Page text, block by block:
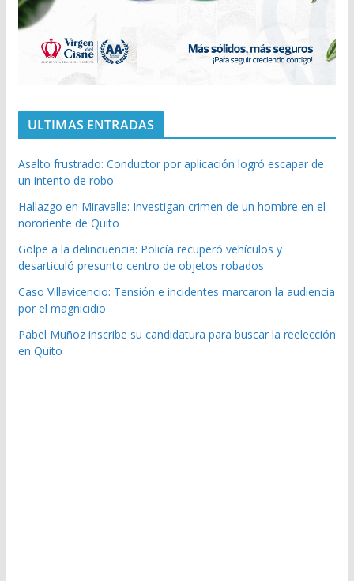
ULTIMAS ENTRADAS
Asalto frustrado: Conductor por aplicación logró escapar de
un intento de robo
Hallazgo en Miravalle: Investigan crimen de un hombre en el
nororiente de Quito
Golpe a la delincuencia: Policía recuperó vehículos y
desarticuló presunto centro de objetos robados
Caso Villavicencio: Tensión e incidentes marcaron la audiencia
por el magnicidio
Pabel Muñoz inscribe su candidatura para buscar la reelección
en Quito